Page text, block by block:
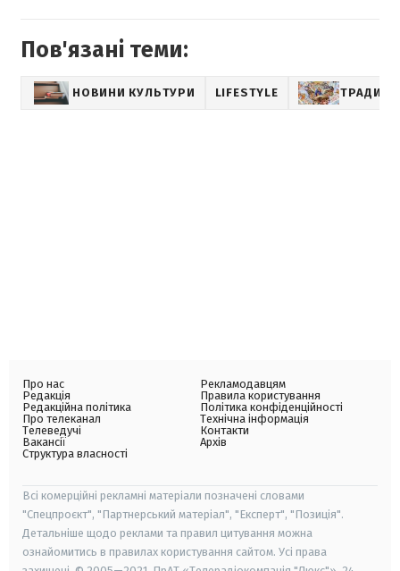
Пов'язані теми:
НОВИНИ КУЛЬТУРИ LIFESTYLE ТРАДИЦІЇ
Про нас
Редакція
Редакційна політика
Про телеканал
Телеведучі
Вакансії
Структура власності
Рекламодавцям
Правила користування
Політика конфіденційності
Технічна інформація
Контакти
Архів
Всі комерційні рекламні матеріали позначені словами
"Спецпроєкт", "Партнерський матеріал", "Експерт", "Позиція".
Детальніше щодо реклами та правил цитування можна
ознайомитись в правилах користування сайтом. Усі права